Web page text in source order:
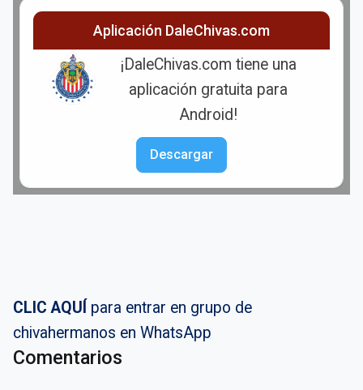
Aplicación DaleChivas.com
¡DaleChivas.com tiene una
aplicación gratuita para
Android!
Descargar
CLIC AQUÍ para entrar en grupo de
chivahermanos en WhatsApp
Comentarios